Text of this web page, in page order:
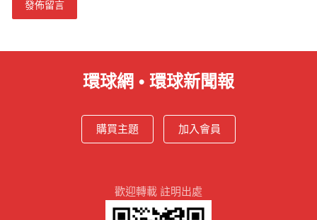
環球網 • 環球新聞報
購買主題 加入會員
歡迎轉載 註明出處